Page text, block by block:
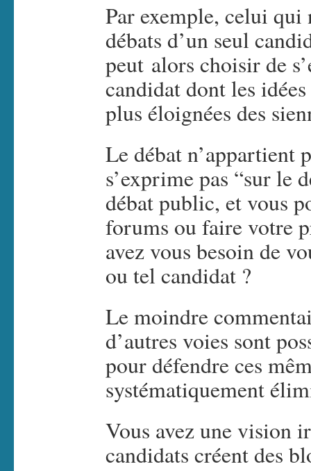
Par exemple, celui qui
débats d’un seul
peut alors choisir de
candidat dont les
plus éloignées des
Le débat n’appartient
s’exprime pas “sur le
débat public, et vous
forums ou faire votre
avez vous besoin de
ou tel candidat ?
Le moindre
d’autres voies sont
pour défendre ces
systématiquement
Vous avez une vision
candidats créent des